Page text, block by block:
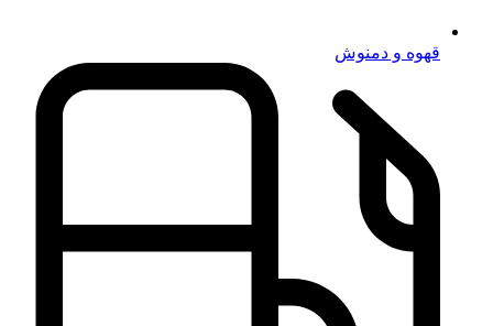
قهوه و دمنوش